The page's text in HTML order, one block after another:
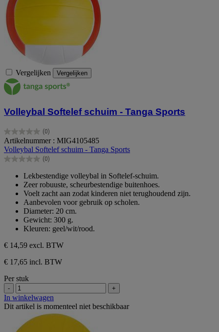
Vergelijken Vergelijken
Volleybal Softelef schuim - Tanga Sports
(0)
0.0
van
de
5
Artikelnummer : MIG4105485
Volleybal Softelef schuim - Tanga Sports
(0)
0.0
sterren.
Lekbestendige volleybal in Softelef-schuim.
Zeer robuuste, scheurbestendige buitenhoes.
Voelt zacht aan zodat kinderen niet terughoudend zijn.
Aanbevolen voor gebruik op scholen.
Diameter: 20 cm.
Gewicht: 300 g.
Kleuren: geel/wit/rood.
€ 14,59 excl. BTW
€ 17,65 incl. BTW
Per stuk
- +
In winkelwagen
Dit artikel is momenteel niet beschikbaar